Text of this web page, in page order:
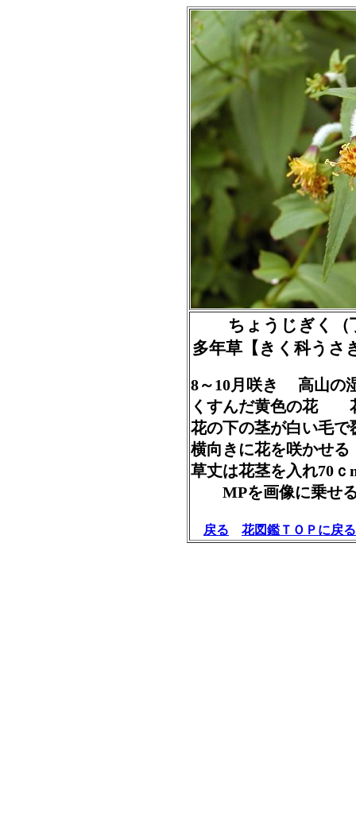
ちょうじぎく（
多年草【きく科うさ
8～10月咲き 高山の
くすんだ黄色の花
花の下の茎が白い毛で
横向きに花を咲かせ
草丈は花茎を入れ70ｃ
MPを画像に乗せる
戻る 花図鑑ＴＯＰに戻る